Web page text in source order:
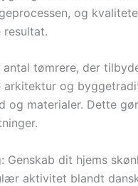
og
resultat.
tømrere, der
arkitektur og
og materialer. Dette
Genskab dit hjems
aktivitet blandt